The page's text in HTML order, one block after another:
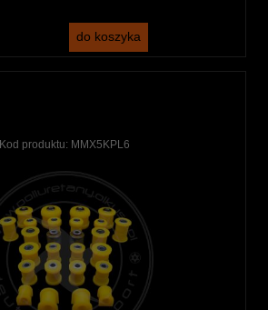
do koszyka
Kod produktu: MMX5KPL6